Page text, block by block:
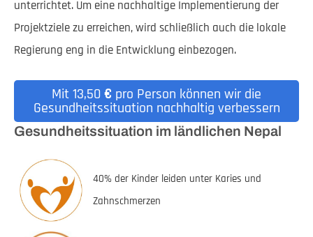
unterrichtet. Um eine nachhaltige Implementierung der
Projektziele zu erreichen, wird schließlich auch die lokale
Regierung eng in die Entwicklung einbezogen.
Mit 13,50€ pro Person können wir die
Gesundheitssituation nachhaltig verbessern
Gesundheitssituation im ländlichen Nepal
40% der Kinder leiden unter Karies und
Zahnschmerzen